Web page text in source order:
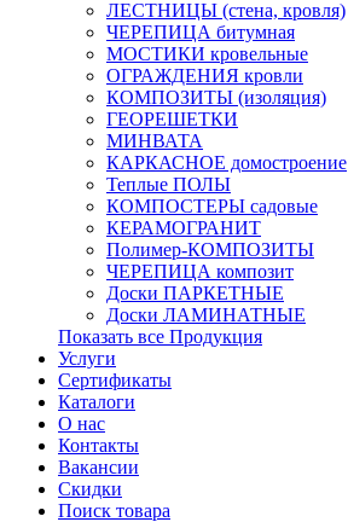
ЛЕСТНИЦЫ (стена, кровля)
ЧЕРЕПИЦА битумная
МОСТИКИ кровельные
ОГРАЖДЕНИЯ кровли
КОМПОЗИТЫ (изоляция)
ГЕОРЕШЕТКИ
МИНВАТА
КАРКАСНОЕ домостроение
Теплые ПОЛЫ
КОМПОСТЕРЫ садовые
КЕРАМОГРАНИТ
Полимер-КОМПОЗИТЫ
ЧЕРЕПИЦА композит
Доски ПАРКЕТНЫЕ
Доски ЛАМИНАТНЫЕ
Показать все Продукция
Услуги
Сертификаты
Каталоги
О нас
Контакты
Вакансии
Скидки
Поиск товара